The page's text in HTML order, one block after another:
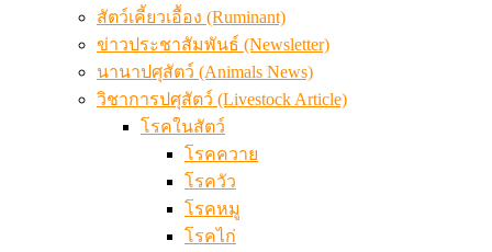
สัตว์เคี้ยวเอื้อง (Ruminant)
ข่าวประชาสัมพันธ์ (Newsletter)
นานาปศุสัตว์ (Animals News)
วิชาการปศุสัตว์ (Livestock Article)
โรคในสัตว์
โรคควาย
โรควัว
โรคหมู
โรคไก่